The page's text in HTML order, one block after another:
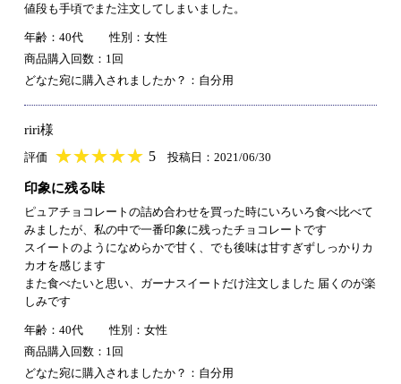
値段も手頃でまた注文してしまいました。
年齢：40代
性別：女性
商品購入回数：1回
どなた宛に購入されましたか？：自分用
riri様
評価 ★★★★★
★★★★★ 5 投稿日：2021/06/30
印象に残る味
ピュアチョコレートの詰め合わせを買った時にいろいろ食べ比べて
みましたが、私の中で一番印象に残ったチョコレートです
スイートのようになめらかで甘く、でも後味は甘すぎずしっかりカ
カオを感じます
また食べたいと思い、ガーナスイートだけ注文しました 届くのが楽
しみです
年齢：40代
性別：女性
商品購入回数：1回
どなた宛に購入されましたか？：自分用